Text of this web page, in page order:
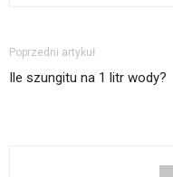
Poprzedni artykuł
Ile szungitu na 1 litr wody?